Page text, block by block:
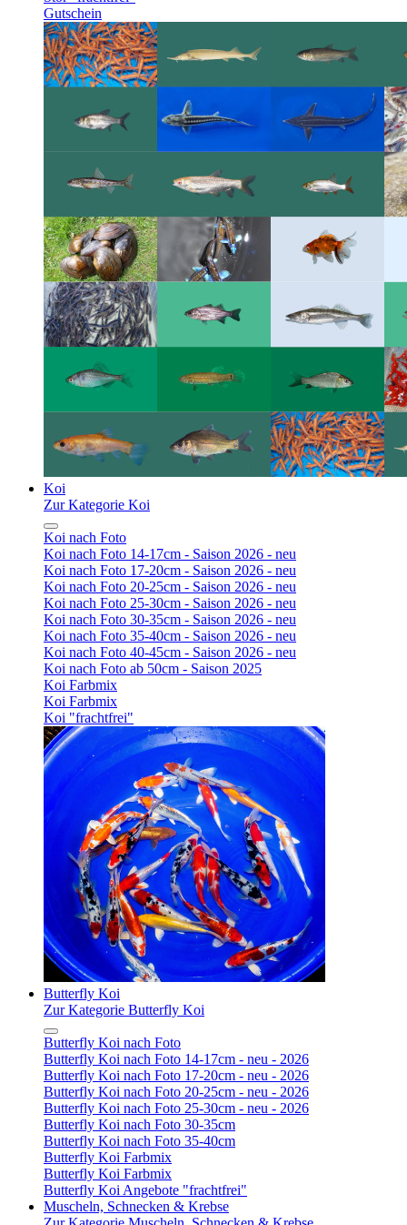
Gutschein
Koi
Zur Kategorie Koi
Koi nach Foto
Koi nach Foto 14-17cm - Saison 2026 - neu
Koi nach Foto 17-20cm - Saison 2026 - neu
Koi nach Foto 20-25cm - Saison 2026 - neu
Koi nach Foto 25-30cm - Saison 2026 - neu
Koi nach Foto 30-35cm - Saison 2026 - neu
Koi nach Foto 35-40cm - Saison 2026 - neu
Koi nach Foto 40-45cm - Saison 2026 - neu
Koi nach Foto ab 50cm - Saison 2025
Koi Farbmix
Koi Farbmix
Koi "frachtfrei"
Butterfly Koi
Zur Kategorie Butterfly Koi
Butterfly Koi nach Foto
Butterfly Koi nach Foto 14-17cm - neu - 2026
Butterfly Koi nach Foto 17-20cm - neu - 2026
Butterfly Koi nach Foto 20-25cm - neu - 2026
Butterfly Koi nach Foto 25-30cm - neu - 2026
Butterfly Koi nach Foto 30-35cm
Butterfly Koi nach Foto 35-40cm
Butterfly Koi Farbmix
Butterfly Koi Farbmix
Butterfly Koi Angebote "frachtfrei"
Muscheln, Schnecken & Krebse